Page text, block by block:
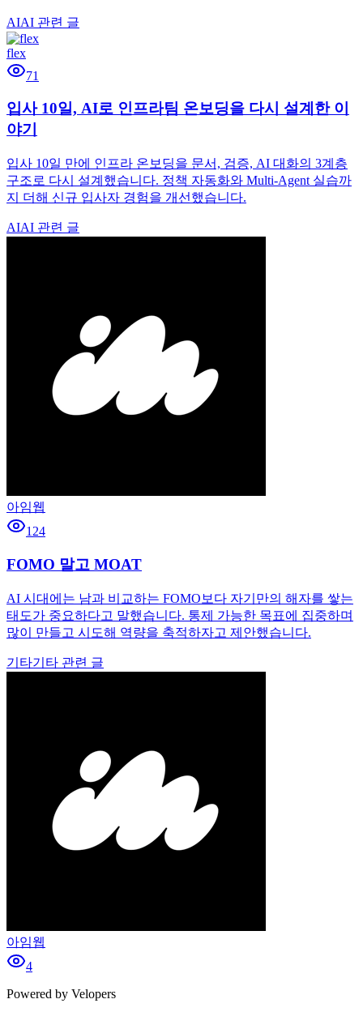
AIAI 관련 글
flex
71
입사 10일, AI로 인프라팀 온보딩을 다시 설계한 이
야기
입사 10일 만에 인프라 온보딩을 문서, 검증, AI 대화의 3계층
구조로 다시 설계했습니다. 정책 자동화와 Multi-Agent 실습까
지 더해 신규 입사자 경험을 개선했습니다.
AIAI 관련 글
아임웹
124
FOMO 말고 MOAT
AI 시대에는 남과 비교하는 FOMO보다 자기만의 해자를 쌓는
태도가 중요하다고 말했습니다. 통제 가능한 목표에 집중하며
많이 만들고 시도해 역량을 축적하자고 제안했습니다.
기타기타 관련 글
아임웹
4
Powered by Velopers